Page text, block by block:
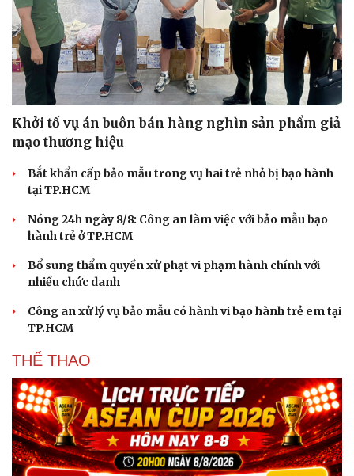
Khởi tố vụ án buôn bán hàng nghìn sản phẩm giả
mạo thương hiệu
Bắt khẩn cấp bảo mẫu trong vụ hai trẻ nhỏ bị bạo hành
tại TP.HCM
Nóng 24h ngày 8/8: Công an làm việc với bảo mẫu bạo
hành trẻ ở TP.HCM
Bổ sung thẩm quyền xử phạt vi phạm hành chính với
nhiều chức danh
Công an xử lý vụ bảo mẫu có hành vi bạo hành trẻ em tại
TP.HCM
THỂ THAO